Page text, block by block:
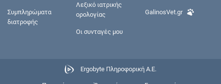
Συμπληρώματα
διατροφής
Λεξικό ιατρικής
ορολογίας
Οι συνταγές μου
GalinosVet.gr
Ergobyte Πληροφορική Α.Ε.